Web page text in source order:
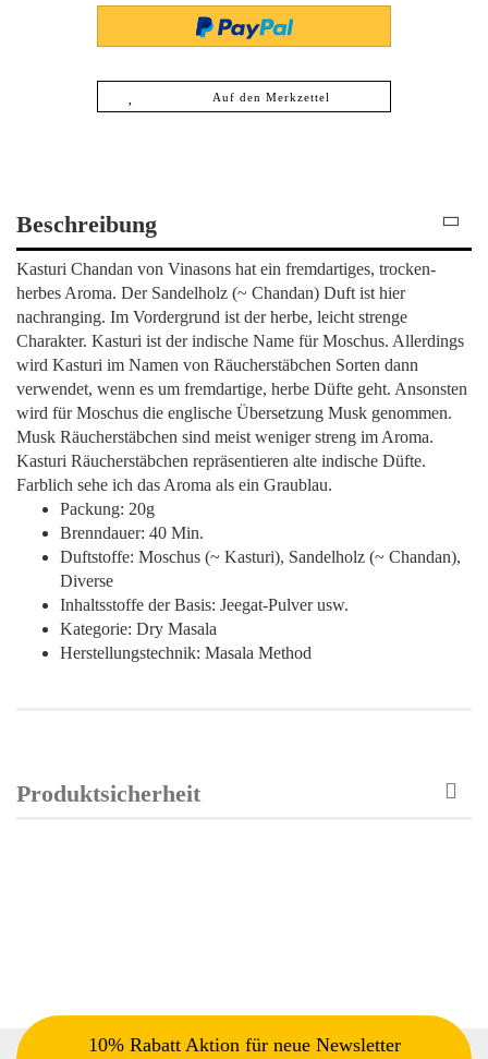
Auf den Merkzettel
Beschreibung
Kasturi Chandan von Vinasons hat ein fremdartiges, trocken-
herbes Aroma. Der Sandelholz (~ Chandan) Duft ist hier
nachranging. Im Vordergrund ist der herbe, leicht strenge
Charakter. Kasturi ist der indische Name für Moschus. Allerdings
wird Kasturi im Namen von Räucherstäbchen Sorten dann
verwendet, wenn es um fremdartige, herbe Düfte geht. Ansonsten
wird für Moschus die englische Übersetzung Musk genommen.
Musk Räucherstäbchen sind meist weniger streng im Aroma.
Kasturi Räucherstäbchen repräsentieren alte indische Düfte.
Farblich sehe ich das Aroma als ein Graublau.
Packung: 20g
Brenndauer: 40 Min.
Duftstoffe: Moschus (~ Kasturi), Sandelholz (~ Chandan),
Diverse
Inhaltsstoffe der Basis: Jeegat-Pulver usw.
Kategorie: Dry Masala
Herstellungstechnik: Masala Method
Produktsicherheit
10% Rabatt Aktion für neue Newsletter